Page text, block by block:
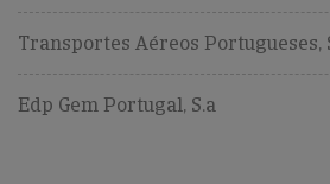
Transportes Aéreos Portugueses,
Edp Gem Portugal, S.a